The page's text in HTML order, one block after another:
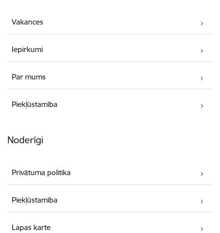
Vakances
Iepirkumi
Par mums
Piekļūstamība
Noderīgi
Privātuma politika
Piekļūstamība
Lapas karte